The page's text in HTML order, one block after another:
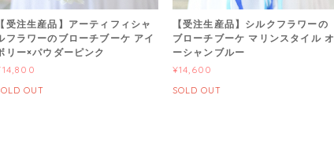
【受注生産品】アーティフィシャ
フラワーのブローチブーケ アイ
リー×パウダーピンク
OUT
【受注生産品】シルクフラワーの
ブローチブーケ マリンスタイル オ
ーシャンブルー
¥14,600
SOLD OUT